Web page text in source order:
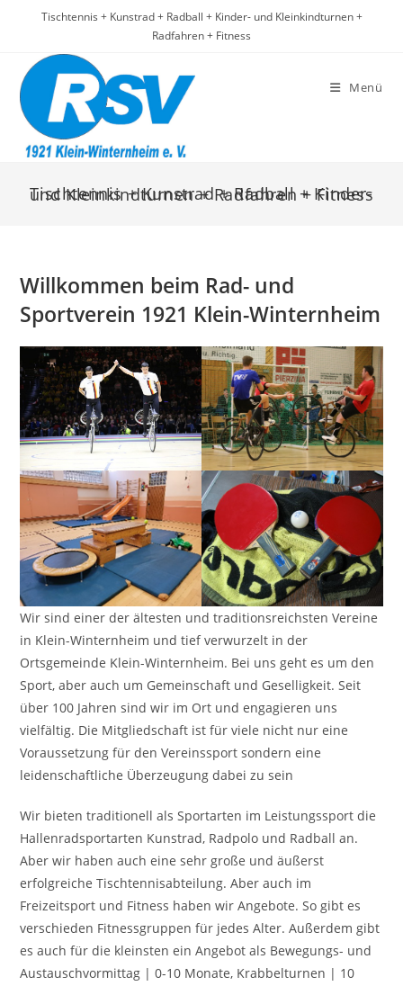
springen
Tischtennis + Kunstrad + Radball + Kinder- und Kleinkindturnen +
Radfahren + Fitness
Menü
Tischtennis + Kunstrad + Radball + Kinder- und Kleinkindturnen + Radfahren + Fitness
Willkommen beim Rad- und
Sportverein 1921 Klein-Winternheim
Wir sind einer der ältesten und traditionsreichsten Vereine
in Klein-Winternheim und tief verwurzelt in der
Ortsgemeinde Klein-Winternheim. Bei uns geht es um den
Sport, aber auch um Gemeinschaft und Geselligkeit. Seit
über 100 Jahren sind wir im Ort und engagieren uns
vielfältig. Die Mitgliedschaft ist für viele nicht nur eine
Voraussetzung für den Vereinssport sondern eine
leidenschaftliche Überzeugung dabei zu sein
Wir bieten traditionell als Sportarten im Leistungssport die
Hallenradsportarten Kunstrad, Radpolo und Radball an.
Aber wir haben auch eine sehr große und äußerst
erfolgreiche Tischtennisabteilung. Aber auch im
Freizeitsport und Fitness haben wir Angebote. So gibt es
verschieden Fitnessgruppen für jedes Alter. Außerdem gibt
es auch für die kleinsten ein Angebot als Bewegungs- und
Austauschvormittag | 0-10 Monate, Krabbelturnen | 10